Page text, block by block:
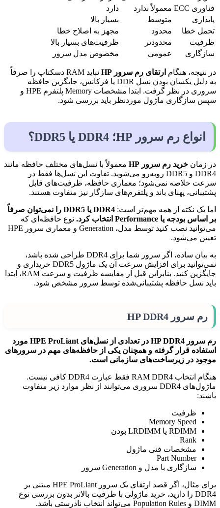
فناوری ECC
معمولاً ندارد
دارد
پایداری
متوسط
بسیار بالا
تحمل خطا
محدود
مجهز به اصلاح خطا
ظرفیت
محدودتر
ظرفیت‌های بسیار بالا
سازگاری
عمومی مخصوص مدل سرور
در نتیجه، هنگام ارتقای رم سرور HP
نباید RAM دسکتاپ را صرفاً
به دلیل یکسان بودن نسل DDR یا فرکانس، جایگزین حافظه
سروری در نظر گرفت. ابتدا مشخصات Memory پلتفرم HPE و
سپس سازگاری ماژول موردنظر باید بررسی شود.
انواع رم سرور HP؛ DDR4 یا DDR5؟
در زمان خرید رم سرور HP
معمولاً با نسل‌های مختلف حافظه مانند
DDR4 و DDR5 روبه‌رو می‌شوید. تفاوت این نسل‌ها فقط در
سرعت خلاصه نمی‌شود؛ معماری حافظه، ظرفیت‌های قابل
پشتیبانی، پهنای باند و پلتفرم‌های سازگار نیز متفاوت هستند.
اما یک نکته از همه مهم‌تر است:
DDR4 یا DDR5 را نمی‌توان صرفاً
بر اساس بودجه یا Performance انتخاب کرد.
نوع حافظه‌ای که
می‌توانید نصب کنید توسط مدل، Generation و معماری سرور HPE
تعیین می‌شود.
به بیان ساده، اگر سرور شما برای DDR4 طراحی شده باشد،
نمی‌توانید برای افزایش سرعت آن یک ماژول DDR5 خریداری و
جایگزین کنید. بنابراین قبل از مقایسه ظرفیت و سرعت RAM، ابتدا
باید نسل حافظه پشتیبانی‌شده توسط سرور مشخص شود.
رم سرور HP DDR4
رم سرور HP DDR4 در تعدادی از نسل‌های HPE ProLiant مورد
استفاده قرار گرفته و همچنان یکی از حافظه‌های مهم در سرورهای
موجود در زیرساخت‌های سازمانی است.
هنگام انتخاب RAM DDR4 فقط عبارت DDR4 کافی نیست.
ماژول‌های DDR4 سروری می‌توانند از نظر موارد زیر متفاوت
باشند:
ظرفیت
Memory Speed
RDIMM یا LRDIMM بودن
Rank
مشخصات فنی ماژول
Part Number
سازگاری با مدل و Generation سرور
برای مثال، اگر قصد ارتقای یک سرور HPE ProLiant مبتنی بر
DDR4 را دارید، خرید ماژولی با ظرفیت بالاتر بدون بررسی نوع
DIMM و Population Rules می‌تواند انتخاب نادرستی باشد.